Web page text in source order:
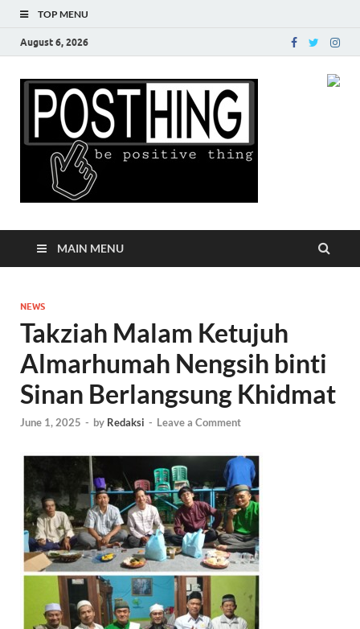
TOP MENU
August 6, 2026
MAIN MENU
NEWS
Takziah Malam Ketujuh
Almarhumah Nengsih binti
Sinan Berlangsung Khidmat
June 1, 2025 - by Redaksi - Leave a Comment